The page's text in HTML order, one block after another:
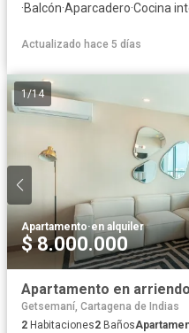
·Balcón·Aparcadero·Cocina
Actualizado hace 5 días
1/14
Apartamento·en alquiler
$ 8.000.000
Apartamento en
Getsemaní, Cartagena de Indias
2 Habitaciones2 Baños